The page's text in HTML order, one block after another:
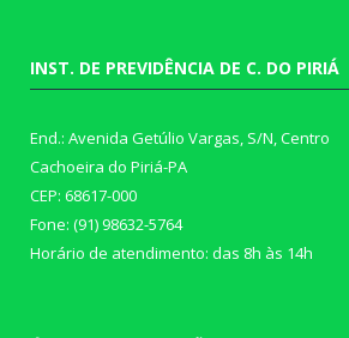
INST. DE PREVIDÊNCIA DE C. DO PIRIÁ
End.: Avenida Getúlio Vargas, S/N, Centro
Cachoeira do Piriá-PA
CEP: 68617-000
Fone: (91) 98632-5764
Horário de atendimento: das 8h às 14h